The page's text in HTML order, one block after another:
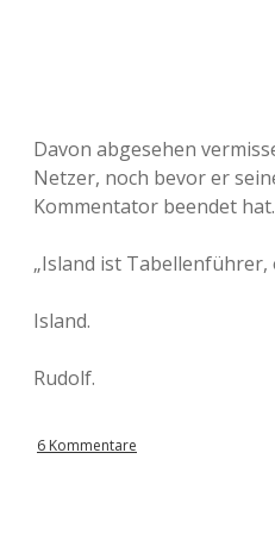
Davon abgesehen
Netzer, noch bevor er
Kommentator beendet hat.
„Island ist Tabellenführer,
Island.
Rudolf.
6 Kommentare